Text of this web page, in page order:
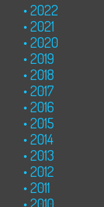
2022
2021
2020
2019
2018
2017
2016
2015
2014
2013
2012
2011